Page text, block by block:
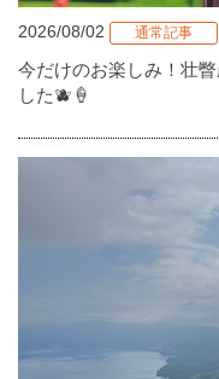
2026/08/02 通常記事
今だけのお楽しみ！壮
した🫐🍦